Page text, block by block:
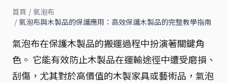
首頁 / 氣泡布
/ 氣泡布與木製品的保護應用：高效保護木製品的完整教學指南
氣泡布在保護木製品的搬運過程中扮演著關鍵角
色。 它能有效防止木製品在運輸途徑中遭受磨損、
刮傷，尤其對於高價值的木製家具或藝術品，氣泡